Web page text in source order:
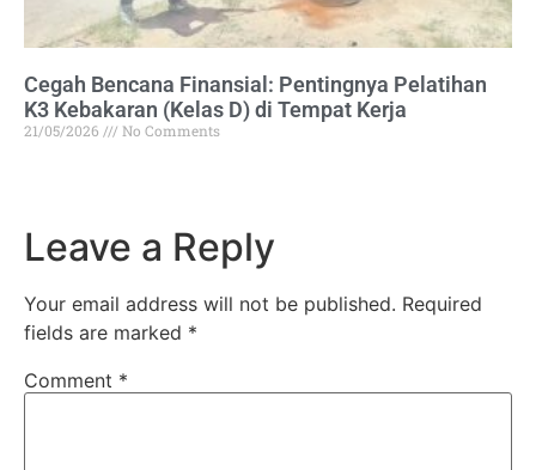
Cegah Bencana Finansial: Pentingnya Pelatihan
K3 Kebakaran (Kelas D) di Tempat Kerja
21/05/2026 No Comments
Leave a Reply
Your email address will not be published. Required
fields are marked *
Comment *